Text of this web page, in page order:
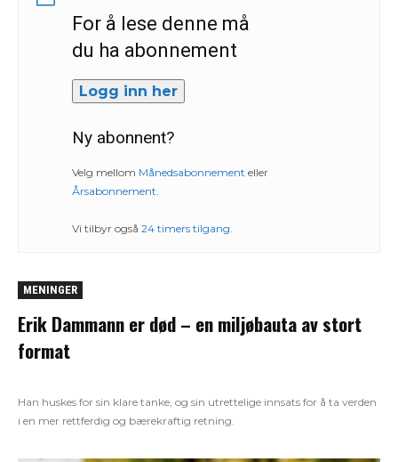
For å lese denne må
du ha abonnement
Logg inn her
Ny abonnent?
Velg mellom Månedsabonnement eller
Årsabonnement.
Vi tilbyr også 24 timers tilgang.
MENINGER
Erik Dammann er død – en miljøbauta av stort
format
Han huskes for sin klare tanke, og sin utrettelige innsats for å ta verden
i en mer rettferdig og bærekraftig retning.